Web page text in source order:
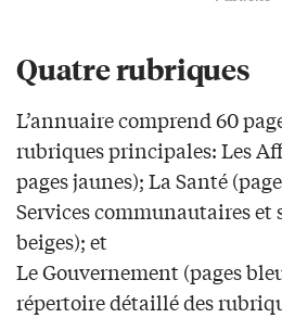
Quatre rubriques
L’annuaire comprend 60
rubriques principales: Les
pages jaunes); La Santé
Services communautaires et
beiges); et
Le Gouvernement (pages
répertoire détaillé des